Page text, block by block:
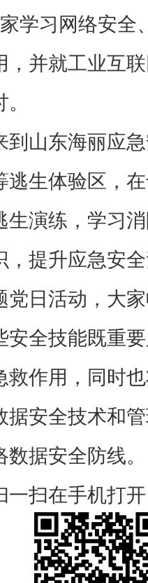
学习网络安全
，并就工业互
到山东海丽应
逃生体验区，
生演练，学习
，提升应急安
党日活动，大
安全技能既重
救作用，同时
据安全技术和
据安全防线。
一扫在手机打